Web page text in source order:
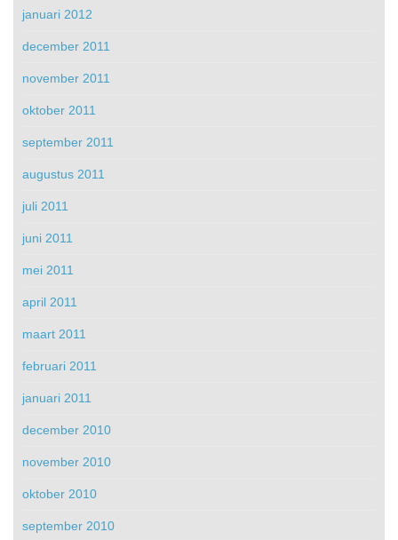
januari 2012
december 2011
november 2011
oktober 2011
september 2011
augustus 2011
juli 2011
juni 2011
mei 2011
april 2011
maart 2011
februari 2011
januari 2011
december 2010
november 2010
oktober 2010
september 2010